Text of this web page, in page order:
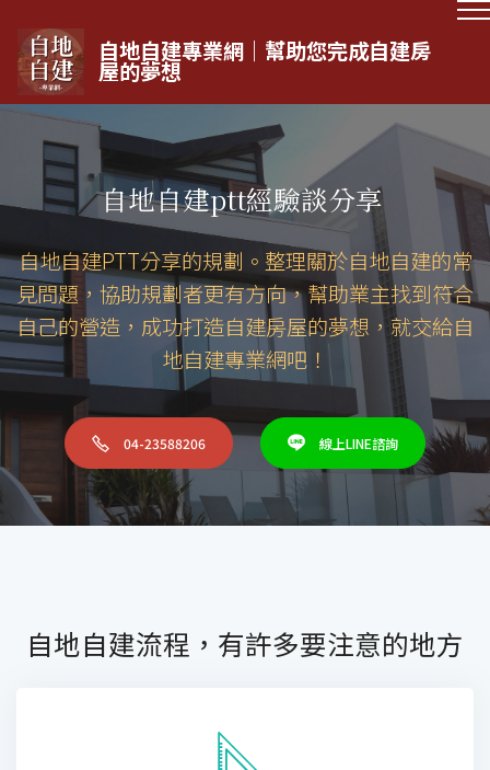
自地自建專業網｜幫助您完成自建房
屋的夢想
自地自建ptt經驗談分享
自地自建PTT分享的規劃。整理關於自地自建的常
見問題，協助規劃者更有方向，幫助業主找到符合
自己的營造，成功打造自建房屋的夢想，就交給自
地自建專業網吧！
04-23588206 線上LINE諮詢
自地自建流程，有許多要注意的地方